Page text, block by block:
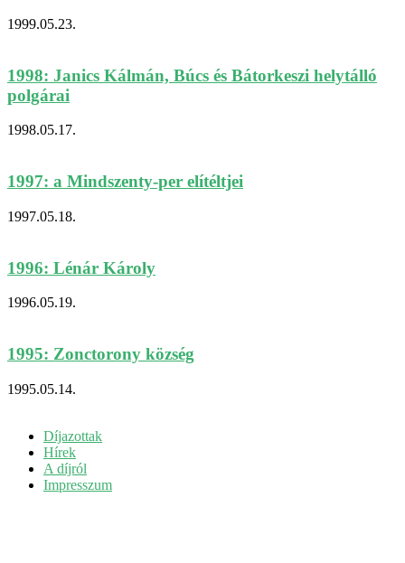
1999.05.23.
1998: Janics Kálmán, Búcs és Bátorkeszi helytálló
polgárai
1998.05.17.
1997: a Mindszenty-per elítéltjei
1997.05.18.
1996: Lénár Károly
1996.05.19.
1995: Zonctorony község
1995.05.14.
Díjazottak
Hírek
A díjról
Impresszum